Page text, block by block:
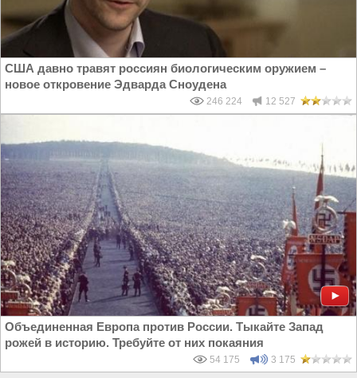
США давно травят россиян биологическим оружием –
новое откровение Эдварда Сноудена
246 224 12 527
Объединенная Европа против России. Тыкайте Запад
рожей в историю. Требуйте от них покаяния
54 175 3 175